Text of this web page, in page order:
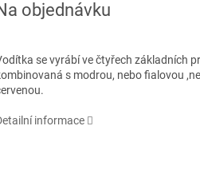
objednávku
se vyrábí ve čtyřech základních
s modrou, nebo fialovou
informace